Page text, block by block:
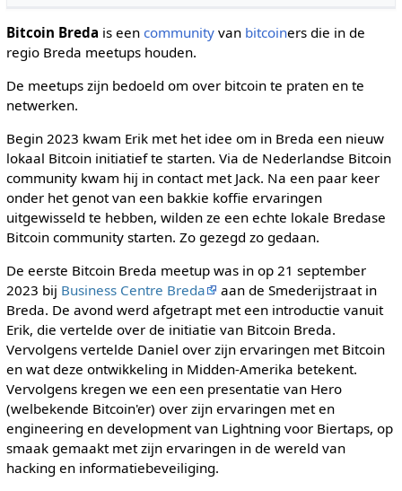
Bitcoin Breda is een communityvan bitcoiners die in de
regio Breda meetups houden.
De meetups zijn bedoeld om over bitcoin te praten en te
netwerken.
Begin 2023 kwam Erik met het idee om in Breda een nieuw
lokaal Bitcoin initiatief te starten. Via de Nederlandse Bitcoin
community kwam hij in contact met Jack. Na een paar keer
onder het genot van een bakkie koffie ervaringen
uitgewisseld te hebben, wilden ze een echte lokale Bredase
Bitcoin community starten. Zo gezegd zo gedaan.
De eerste Bitcoin Breda meetup was in op 21 september
2023 bij Business Centre Breda
aan de Smederijstraat in
Breda. De avond werd afgetrapt met een introductie vanuit
Erik, die vertelde over de initiatie van Bitcoin Breda.
Vervolgens vertelde Daniel over zijn ervaringen met Bitcoin
en wat deze ontwikkeling in Midden-Amerika betekent.
Vervolgens kregen we een een presentatie van Hero
(welbekende Bitcoin'er) over zijn ervaringen met en
engineering en development van Lightning voor Biertaps, op
smaak gemaakt met zijn ervaringen in de wereld van
hacking en informatiebeveiliging.